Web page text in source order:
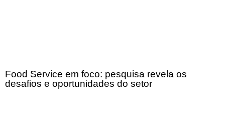
Food Service em foco: pesquisa revela os
desafios e oportunidades do setor